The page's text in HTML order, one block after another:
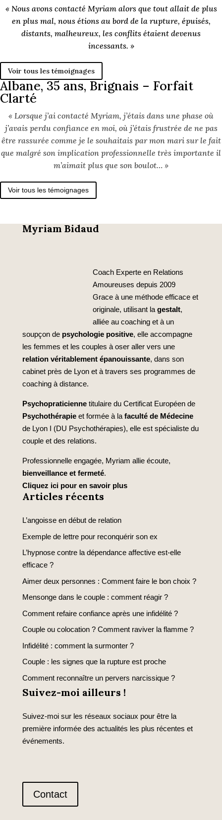
« Nous avons contacté Myriam alors que tout allait de plus
en plus mal, nous étions au bord de la rupture, épuisés,
distants, malheureux, les conflits étaient devenus
incessants. »
Voir tous les témoignages
Albane, 35 ans, Brignais – Forfait
Clarté
« Lorsque j’ai contacté Myriam, j’étais dans une phase où
j’avais perdu confiance en moi, où j’étais frustrée de ne pas
être rassurée comme je le souhaitais par mon mari sur le fait
que malgré son implication professionnelle très importante il
m’aimait plus que son boulot… »
Voir tous les témoignages
Myriam Bidaud
Coach Experte en Relations
Amoureuses depuis 2009
Grace à une méthode efficace et
originale, utilisant la gestalt,
alliée au coaching et à un
soupçon depsychologie positive, elle accompagne
les femmes et les couples à oser aller vers une
relation véritablement épanouissante, dans son
cabinet près de Lyon et à travers ses programmes de
coaching à distance.
Psychopraticiennetitulaire du Certificat Européen de
Psychothérapieet formée à la faculté de Médecine
de Lyon I (DU Psychothérapies), elle est spécialiste du
couple et des relations.
Professionnelle engagée, Myriam allie écoute,
bienveillance et fermeté.
Cliquez ici pour en savoir plus
Articles récents
L’angoisse en début de relation
Exemple de lettre pour reconquérir son ex
L’hypnose contre la dépendance affective est-elle
efficace ?
Aimer deux personnes : Comment faire le bon choix ?
Mensonge dans le couple : comment réagir ?
Comment refaire confiance après une infidélité ?
Couple ou colocation ? Comment raviver la flamme ?
Infidélité : comment la surmonter ?
Couple : les signes que la rupture est proche
Comment reconnaître un pervers narcissique ?
Suivez-moi ailleurs !
Suivez-moi sur les réseaux sociaux pour être la
première informée des actualités les plus récentes et
événements.
Contact